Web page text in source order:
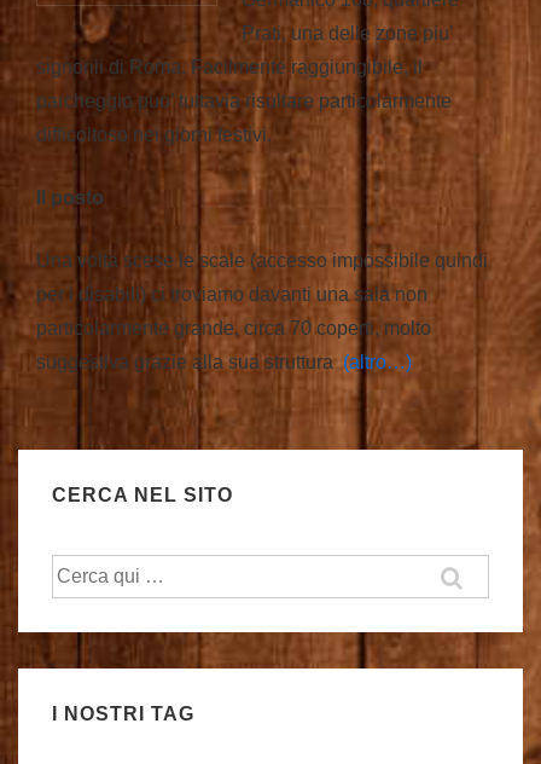
Prati, una delle zone piu’
signorili di Roma. Facilmente raggiungibile, il
parcheggio puo’ tuttavia risultare particolarmente
difficoltoso nei giorni festivi.
Il posto
Una volta scese le scale (accesso impossibile quindi
per i disabili) ci troviamo davanti una sala non
particolarmente grande, circa 70 coperti, molto
suggestiva grazie alla sua struttura (altro…)
CERCA NEL SITO
Cerca:
I NOSTRI TAG